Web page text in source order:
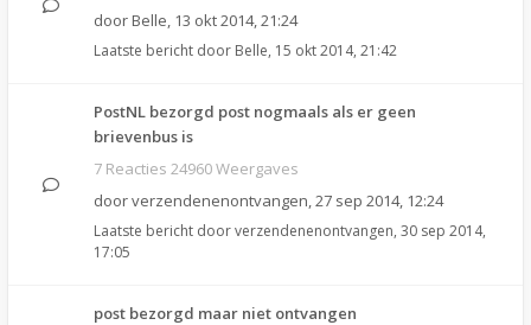
door Belle, 13 okt 2014, 21:24
Laatste bericht door Belle, 15 okt 2014, 21:42
PostNL bezorgd post nogmaals als er geen
brievenbus is
7 Reacties 24960 Weergaves
doorverzendenenontvangen,27 sep 2014, 12:24
Laatste bericht doorverzendenenontvangen, 30 sep 2014,
17:05
post bezorgd maar niet ontvangen